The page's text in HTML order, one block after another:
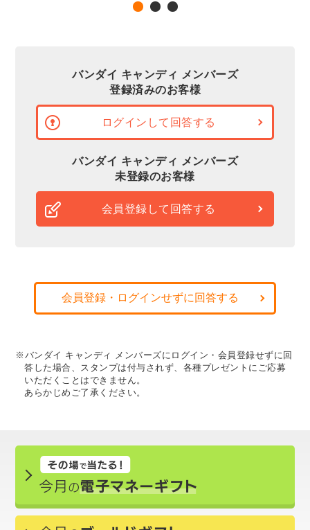
バンダイ キャンディ メンバーズ
登録済みのお客様
ログインして回答する
バンダイ キャンディ メンバーズ
未登録のお客様
会員登録して回答する
会員登録・ログインせずに回答する
※バンダイ キャンディ メンバーズにログイン・会員登録せずに回
答した場合、スタンプは付与されず、各種プレゼントにご応募
いただくことはできません。
あらかじめご了承ください。